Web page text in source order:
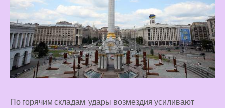
По горячим складам: удары возмездия усиливают